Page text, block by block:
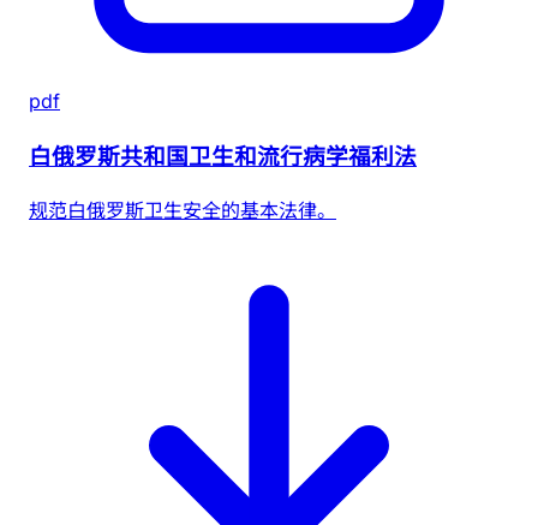
pdf
白俄罗斯共和国卫生和流行病学福利法
规范白俄罗斯卫生安全的基本法律。